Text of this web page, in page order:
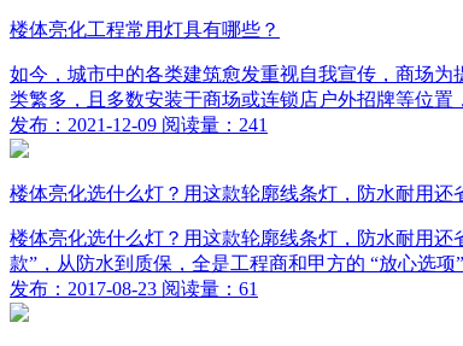
楼体亮化工程常用灯具有哪些？
如今，城市中的各类建筑愈发重视自我宣传，商场
类繁多，且多数安装于商场或连锁店户外招牌等位
发布：2021-12-09 阅读量：241
楼体亮化选什么灯？用这款轮廓线条灯，防水耐用还
楼体亮化选什么灯？用这款轮廓线条灯，防水耐用
款”，从防水到质保，全是工程商和甲方的 “放心选
发布：2017-08-23 阅读量：61